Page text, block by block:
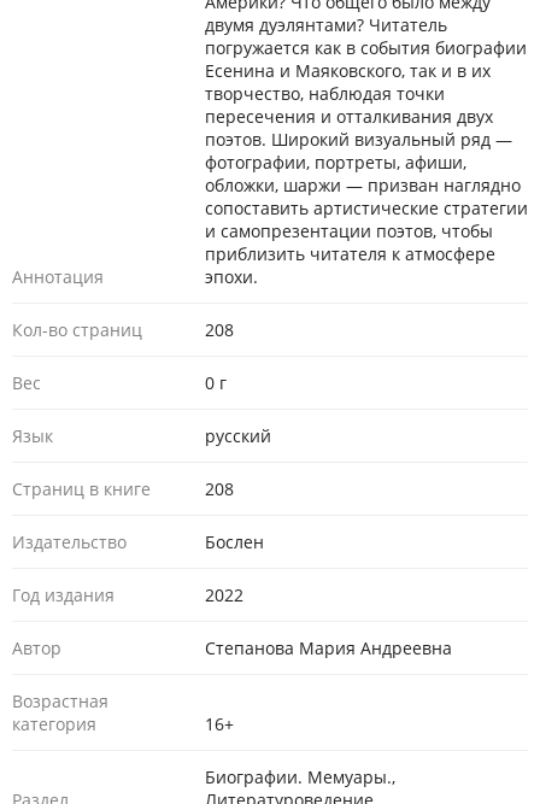
Аннотация
двумя дуэлянтами? Читатель
погружается как в события биографии
Есенина и Маяковского, так и в их
творчество, наблюдая точки
пересечения и отталкивания двух
поэтов. Широкий визуальный ряд —
фотографии, портреты, афиши,
обложки, шаржи — призван наглядно
сопоставить артистические стратегии
и самопрезентации поэтов, чтобы
приблизить читателя к атмосфере
эпохи.
Кол-во страниц 208
Вес 0 г
Язык русский
Страниц в книге 208
Издательство Бослен
Год издания 2022
Автор Степанова Мария Андреевна
Возрастная
категория
16+
Биографии. Мемуары.,